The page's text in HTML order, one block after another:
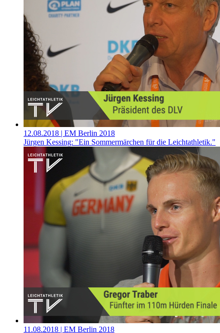
12.08.2018 | EM Berlin 2018
Jürgen Kessing: "Ein Sommermärchen für die Leichtathletik."
11.08.2018 | EM Berlin 2018